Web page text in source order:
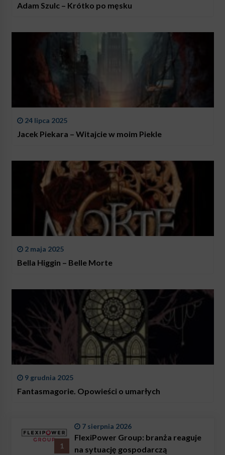
Adam Szulc – Krótko po męsku
24 lipca 2025
Jacek Piekara – Witajcie w moim Piekle
2 maja 2025
Bella Higgin – Belle Morte
9 grudnia 2025
Fantasmagorie. Opowieści o umarłych
1
7 sierpnia 2026
FlexiPower Group: branża reaguje
na sytuację gospodarczą